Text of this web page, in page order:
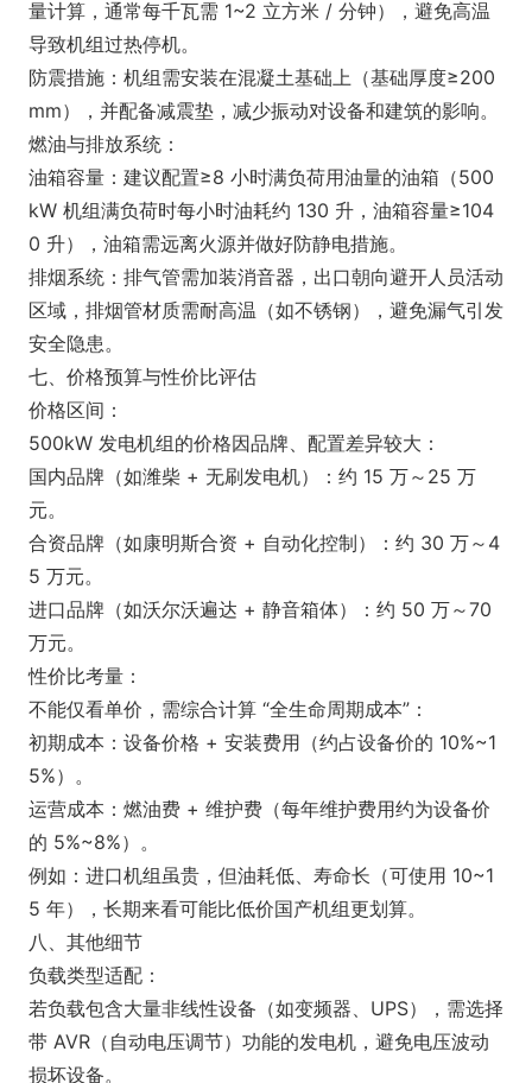
量计算，通常每千瓦需 1~2 立方米 / 分钟），避免高温
导致机组过热停机。
防震措施：机组需安装在混凝土基础上（基础厚度≥200
mm），并配备减震垫，减少振动对设备和建筑的影响。
燃油与排放系统：
油箱容量：建议配置≥8 小时满负荷用油量的油箱（500
kW 机组满负荷时每小时油耗约 130 升，油箱容量≥104
0 升），油箱需远离火源并做好防静电措施。
排烟系统：排气管需加装消音器，出口朝向避开人员活动
区域，排烟管材质需耐高温（如不锈钢），避免漏气引发
安全隐患。
七、价格预算与性价比评估
价格区间：
500kW 发电机组的价格因品牌、配置差异较大：
国内品牌（如潍柴 + 无刷发电机）：约 15 万～25 万
元。
合资品牌（如康明斯合资 + 自动化控制）：约 30 万～4
5 万元。
进口品牌（如沃尔沃遍达 + 静音箱体）：约 50 万～70
万元。
性价比考量：
不能仅看单价，需综合计算 “全生命周期成本”：
初期成本：设备价格 + 安装费用（约占设备价的 10%~1
5%）。
运营成本：燃油费 + 维护费（每年维护费用约为设备价
的 5%~8%）。
例如：进口机组虽贵，但油耗低、寿命长（可使用 10~1
5 年），长期来看可能比低价国产机组更划算。
八、其他细节
负载类型适配：
若负载包含大量非线性设备（如变频器、UPS），需选择
带 AVR（自动电压调节）功能的发电机，避免电压波动
损坏设备。